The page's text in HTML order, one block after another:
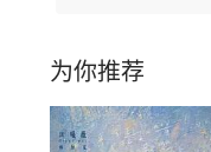
为你推荐